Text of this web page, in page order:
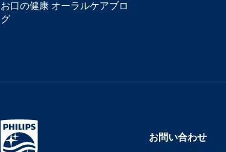
お口の健康 オーラルケアブロ
グ
お問い合わせ